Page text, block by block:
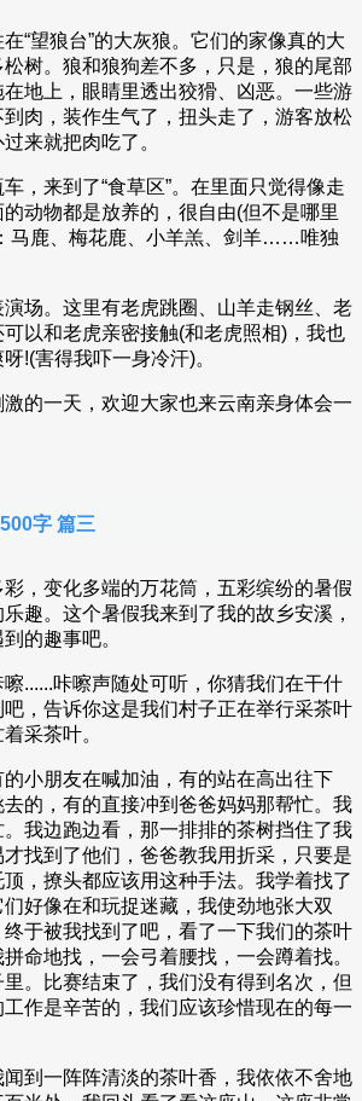
望狼台”的大灰狼。它们的家像真的大
树。狼和狼狗差不多，只是，狼的尾部
地上，眼睛里透出狡猾、凶恶。一些游
肉，装作生气了，扭头走了，游客放松
来就把肉吃了。
来到了“食草区”。在里面只觉得像走
动物都是放养的，很自由(但不是哪里
马鹿、梅花鹿、小羊羔、剑羊……唯独
。这里有老虎跳圈、山羊走钢丝、老
以和老虎亲密接触(和老虎照相)，我也
!(害得我吓一身冷汗)。
一天，欢迎大家也来云南亲身体会一
字 篇三
变化多端的万花筒，五彩缤纷的暑假
趣。这个暑假我来到了我的故乡安溪，
的趣事吧。
咔嚓声随处可听，你猜我们在干什
，告诉你这是我们村子正在举行采茶叶
采茶叶。
朋友在喊加油，有的站在高出往下
的，有的直接冲到爸爸妈妈那帮忙。我
我边跑边看，那一排排的茶树挡住了我
找到了他们，爸爸教我用折采，只要是
，撩头都应该用这种手法。我学着找了
好像在和玩捉迷藏，我使劲地张大双
于被我找到了吧，看了一下我们的茶叶
命地找，一会弓着腰找，一会蹲着找。
。比赛结束了，我们没有得到名次，但
作是辛苦的，我们应该珍惜现在的每一
一阵阵清淡的茶叶香，我依依不舍地